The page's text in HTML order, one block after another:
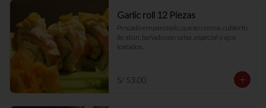
Garlic roll 12 Piezas
Pescado empanizado, queso crema, cubierto
de atún, bañado con salsa, especial y ajos
tostados.
S/ 53.00